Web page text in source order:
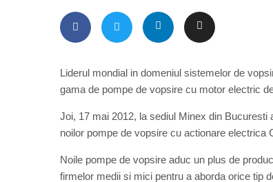
Liderul mondial in domeniul sistemelor de
gama de pompe de vopsire cu motor electric
Joi, 17 mai 2012, la sediul Minex din
noilor pompe de vopsire cu actionare
Noile pompe de vopsire aduc un plus de
firmelor medii si mici pentru a aborda orice tip